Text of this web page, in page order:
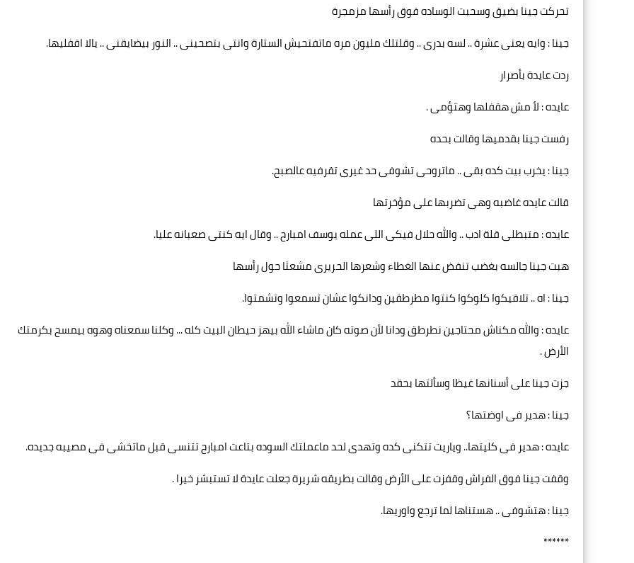
تحركت جينا بضيق وسحبت الوساده فوق رأسها مزمجرة
جينا : وايه يعنى عشرة .. لسه بدرى .. وقلتلك مليون مره ماتفتحيش الستارة وانتى بتصحينى .. النور بيضايقنى .. يالا اقفليها.
ردت عايدة بأصرار
عايده : لأ مش هقفلها وهتؤمى .
رفست جينا بقدميها وقالت بحده
جينا : يخرب بيت كده بقى .. ماتروحى تشوفى حد غيرى تقرفيه عالصبح.
قالت عايده غاضبه وهى تضربها على مؤخرتها
عايده : متبطلى قلة ادب .. والله حلال فيكى اللى عمله يوسف امبارح .. وقال ايه كنتى صعبانه عليا.
هبت جينا جالسه بغضب تنفض عنها الغطاء وشعرها الحريرى مشعثا حول رأسها
جينا : اه .. تلاقيكوا كلوكوا كنتوا مطرطقين ودانكوا عشان تسمعوا وتشمتوا.
عايده : والله مكناش محتاجين نطرطق ودانا لأن صوته كان ماشاء الله بيهز حيطان البيت كله ... وكلنا سمعناه وهوه بيمسح بكرمتك
الأرض .
جزت جينا على أسنانها غيظا وسألتها بحقد
جينا : هدير فى اوضتها؟
عايده : هدير فى كليتها.. وياريت تتكنى كده وتهدى لحد ماعملتك السوده بتاعت امبارح تتنسى قبل ماتخشى فى مصيبه جديده.
وقفت جينا فوق الفراش وقفزت على الأرض وقالت بطريقه شريرة جعلت عايدة لا تستبشر خيرا .
جينا : هتشوفى .. هستناها لما ترجع واوريها.
******